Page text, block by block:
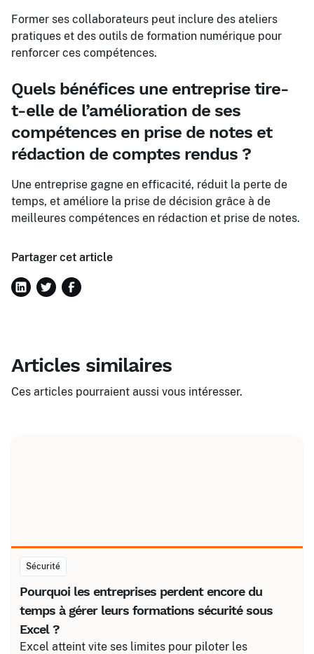
Former ses collaborateurs peut inclure des ateliers
pratiques et des outils de formation numérique pour
renforcer ces compétences.
Quels bénéfices une entreprise tire-
t-elle de l’amélioration de ses
compétences en prise de notes et
rédaction de comptes rendus ?
Une entreprise gagne en efficacité, réduit la perte de
temps, et améliore la prise de décision grâce à de
meilleures compétences en rédaction et prise de notes.
Partager cet article
Articles similaires
Ces articles pourraient aussi vous intéresser.
Sécurité
Pourquoi les entreprises perdent encore du
temps à gérer leurs formations sécurité sous
Excel ?
Excel atteint vite ses limites pour piloter les